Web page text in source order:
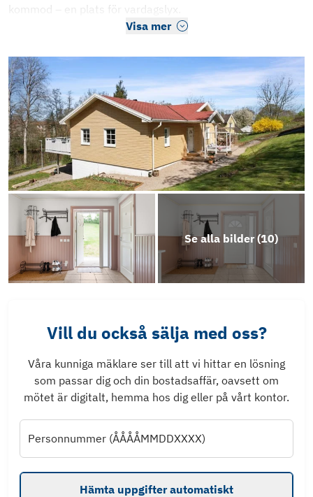
kommod – en plats för vardagslyx.
Visa mer
Se alla bilder (10)
Vill du också sälja med oss?
Våra kunniga mäklare ser till att vi hittar en lösning
som passar dig och din bostadsaffär, oavsett om
mötet är digitalt, hemma hos dig eller på vårt kontor.
Personnummer (ÅÅÅÅMMDDXXXX)
Hämta uppgifter automatiskt